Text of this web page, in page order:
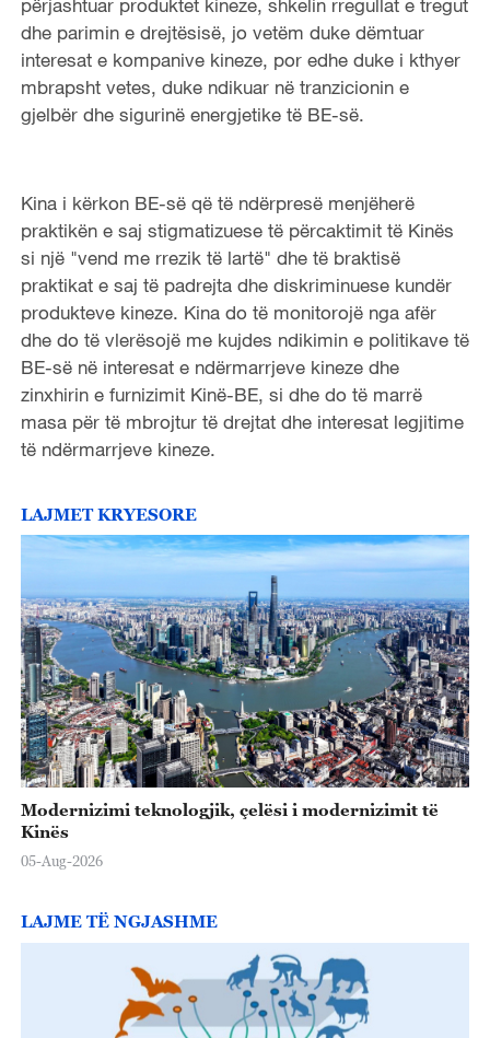
përjashtuar produktet kineze, shkelin rregullat e tregut
dhe parimin e drejtësisë, jo vetëm duke dëmtuar
interesat e kompanive kineze, por edhe duke i kthyer
mbrapsht vetes, duke ndikuar në tranzicionin e
gjelbër dhe sigurinë energjetike të BE-së.
Kina i kërkon BE-së që të ndërpresë menjëherë
praktikën e saj stigmatizuese të përcaktimit të Kinës
si një "vend me rrezik të lartë" dhe të braktisë
praktikat e saj të padrejta dhe diskriminuese kundër
produkteve kineze. Kina do të monitorojë nga afër
dhe do të vlerësojë me kujdes ndikimin e politikave të
BE-së në interesat e ndërmarrjeve kineze dhe
zinxhirin e furnizimit Kinë-BE, si dhe do të marrë
masa për të mbrojtur të drejtat dhe interesat legjitime
të ndërmarrjeve kineze.
LAJMET KRYESORE
Modernizimi teknologjik, çelësi i modernizimit të
Kinës
05-Aug-2026
LAJME TË NGJASHME